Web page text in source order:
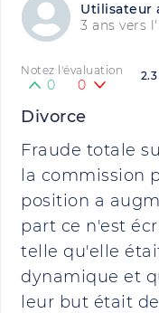
Utilisateur
3 ans vers
2.3
Notez l'évaluation
0 0
Divorce
Fraude totale
la commission
position a
part ce n'est
telle qu'elle
dynamique et
leur but était